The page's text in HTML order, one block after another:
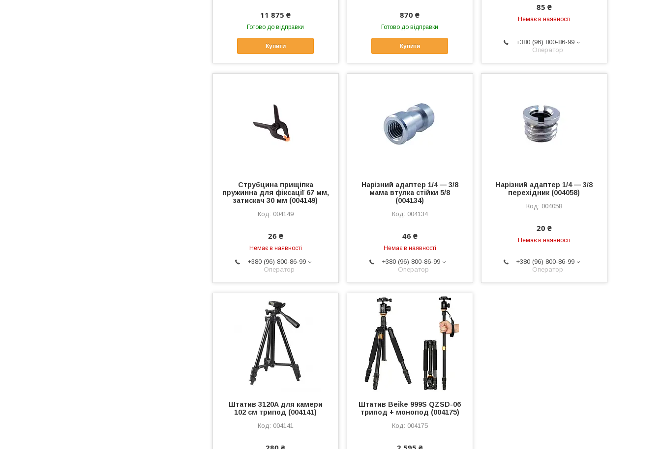
11 875 ₴
Готово до відправки
Купити
870 ₴
Готово до відправки
Купити
85 ₴
Немає в наявності
+380 (96) 800-86-99
Оператор
Струбцина прищіпка
пружинна для фіксації 67 мм,
затискач 30 мм (004149)
004149
26 ₴
Немає в наявності
+380 (96) 800-86-99
Оператор
Нарізний адаптер 1/4 — 3/8
мама втулка стійки 5/8
(004134)
004134
46 ₴
Немає в наявності
+380 (96) 800-86-99
Оператор
Нарізний адаптер 1/4 — 3/8
перехідник (004058)
004058
20 ₴
Немає в наявності
+380 (96) 800-86-99
Оператор
Штатив 3120A для камери
102 см трипод (004141)
004141
Штатив Beike 999S QZSD-06
трипод + монопод (004175)
004175